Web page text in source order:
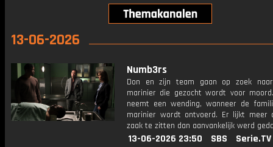
13-06-2026
Numb3rs
Don en zijn team gaan op zoek
marinier die gezocht wordt voor
neemt een wending, wanneer de
marinier wordt ontvoerd. Er lijkt meer
zaak te zitten dan aanvankelijk werd
13-06-2026 23:50 SBS
Serie.TV